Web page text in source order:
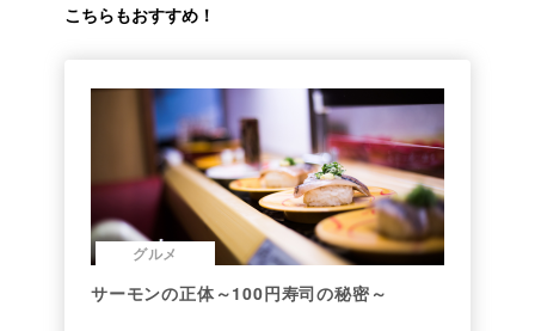
こちらもおすすめ！
グルメ
サーモンの正体～100円寿司の秘密～